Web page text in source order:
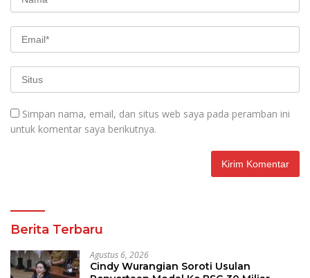
Simpan nama, email, dan situs web saya pada peramban ini
untuk komentar saya berikutnya.
Berita Terbaru
Agustus 6, 2026
Cindy Wurangian Soroti Usulan